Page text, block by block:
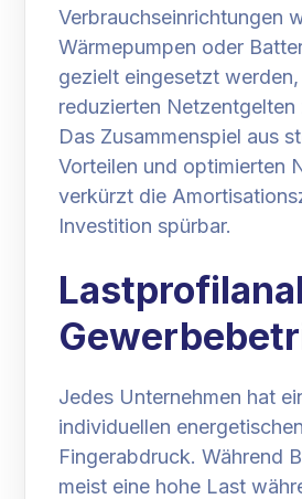
Verbrauchseinrichtungen
Wärmepumpen oder
gezielt eingesetzt
reduzierten Netzentgelten
Das Zusammenspiel aus
Vorteilen und optimierten
verkürzt die
Investition spürbar.
Jedes Unternehmen hat
individuellen energetischen
Fingerabdruck. Während
meist eine hohe Last